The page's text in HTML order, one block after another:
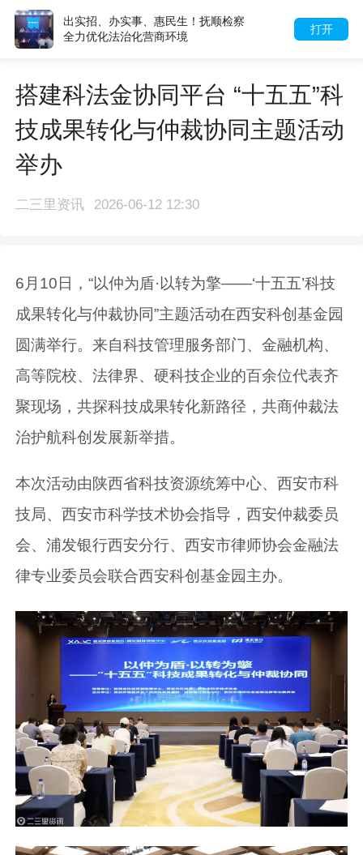
打开
出实招、办实事、惠民生！抚顺检察
全力优化法治化营商环境
搭建科法金协同平台 “十五五”科
技成果转化与仲裁协同主题活动
举办
二三里资讯 2026-06-12 12:30
6月10日，“以仲为盾·以转为擎——‘十五五’科技
成果转化与仲裁协同”主题活动在西安科创基金园
圆满举行。来自科技管理服务部门、金融机构、
高等院校、法律界、硬科技企业的百余位代表齐
聚现场，共探科技成果转化新路径，共商仲裁法
治护航科创发展新举措。
本次活动由陕西省科技资源统筹中心、西安市科
技局、西安市科学技术协会指导，西安仲裁委员
会、浦发银行西安分行、西安市律师协会金融法
律专业委员会联合西安科创基金园主办。